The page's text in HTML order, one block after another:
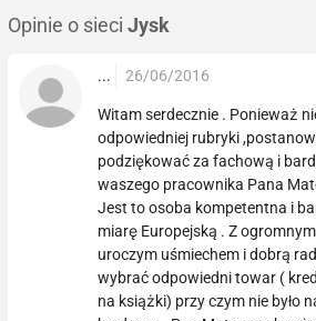
Opinie o sieci Jysk
... 26/06/2016
Witam serdecznie . Ponieważ
odpowiedniej rubryki
podziękować za fachową i
waszego pracownika Pana
Jest to osoba kompetentna i
miarę Europejską . Z
uroczym uśmiechem i dobrą
wybrać odpowiedni towar (
na książki) przy czym nie było